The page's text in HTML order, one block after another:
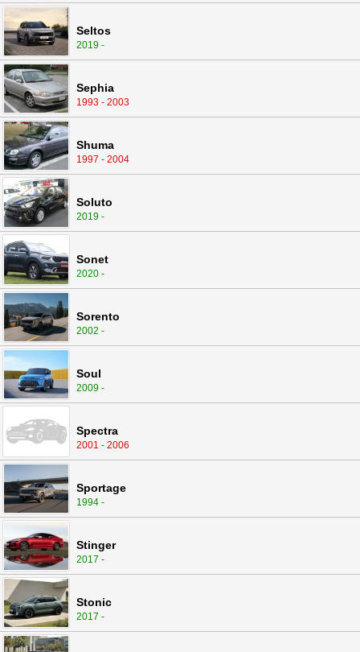
Seltos
2019 -
Sephia
1993 - 2003
Shuma
1997 - 2004
Soluto
2019 -
Sonet
2020 -
Sorento
2002 -
Soul
2009 -
Spectra
2001 - 2006
Sportage
1994 -
Stinger
2017 -
Stonic
2017 -